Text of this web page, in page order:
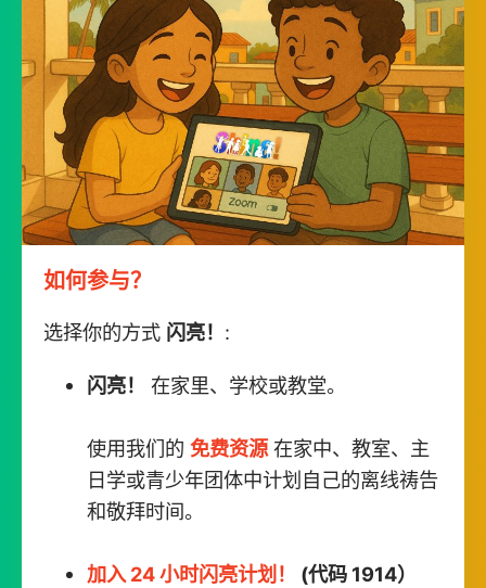
如何参与？
选择你的方式 闪亮！ :
闪亮！ 在家里、学校或教堂。
使用我们的 免费资源 在家中、教室、主
日学或青少年团体中计划自己的离线祷告
和敬拜时间。
加入 24 小时闪亮计划！
(代码 1914）